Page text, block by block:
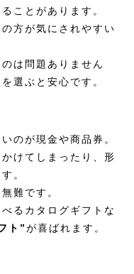
ことがあります。
方が気にされやすい
は問題ありません
を選ぶと安心です。
のが現金や商品券。
けてしまったり、形
。
難です。
るカタログギフトな
ト”が喜ばれます。